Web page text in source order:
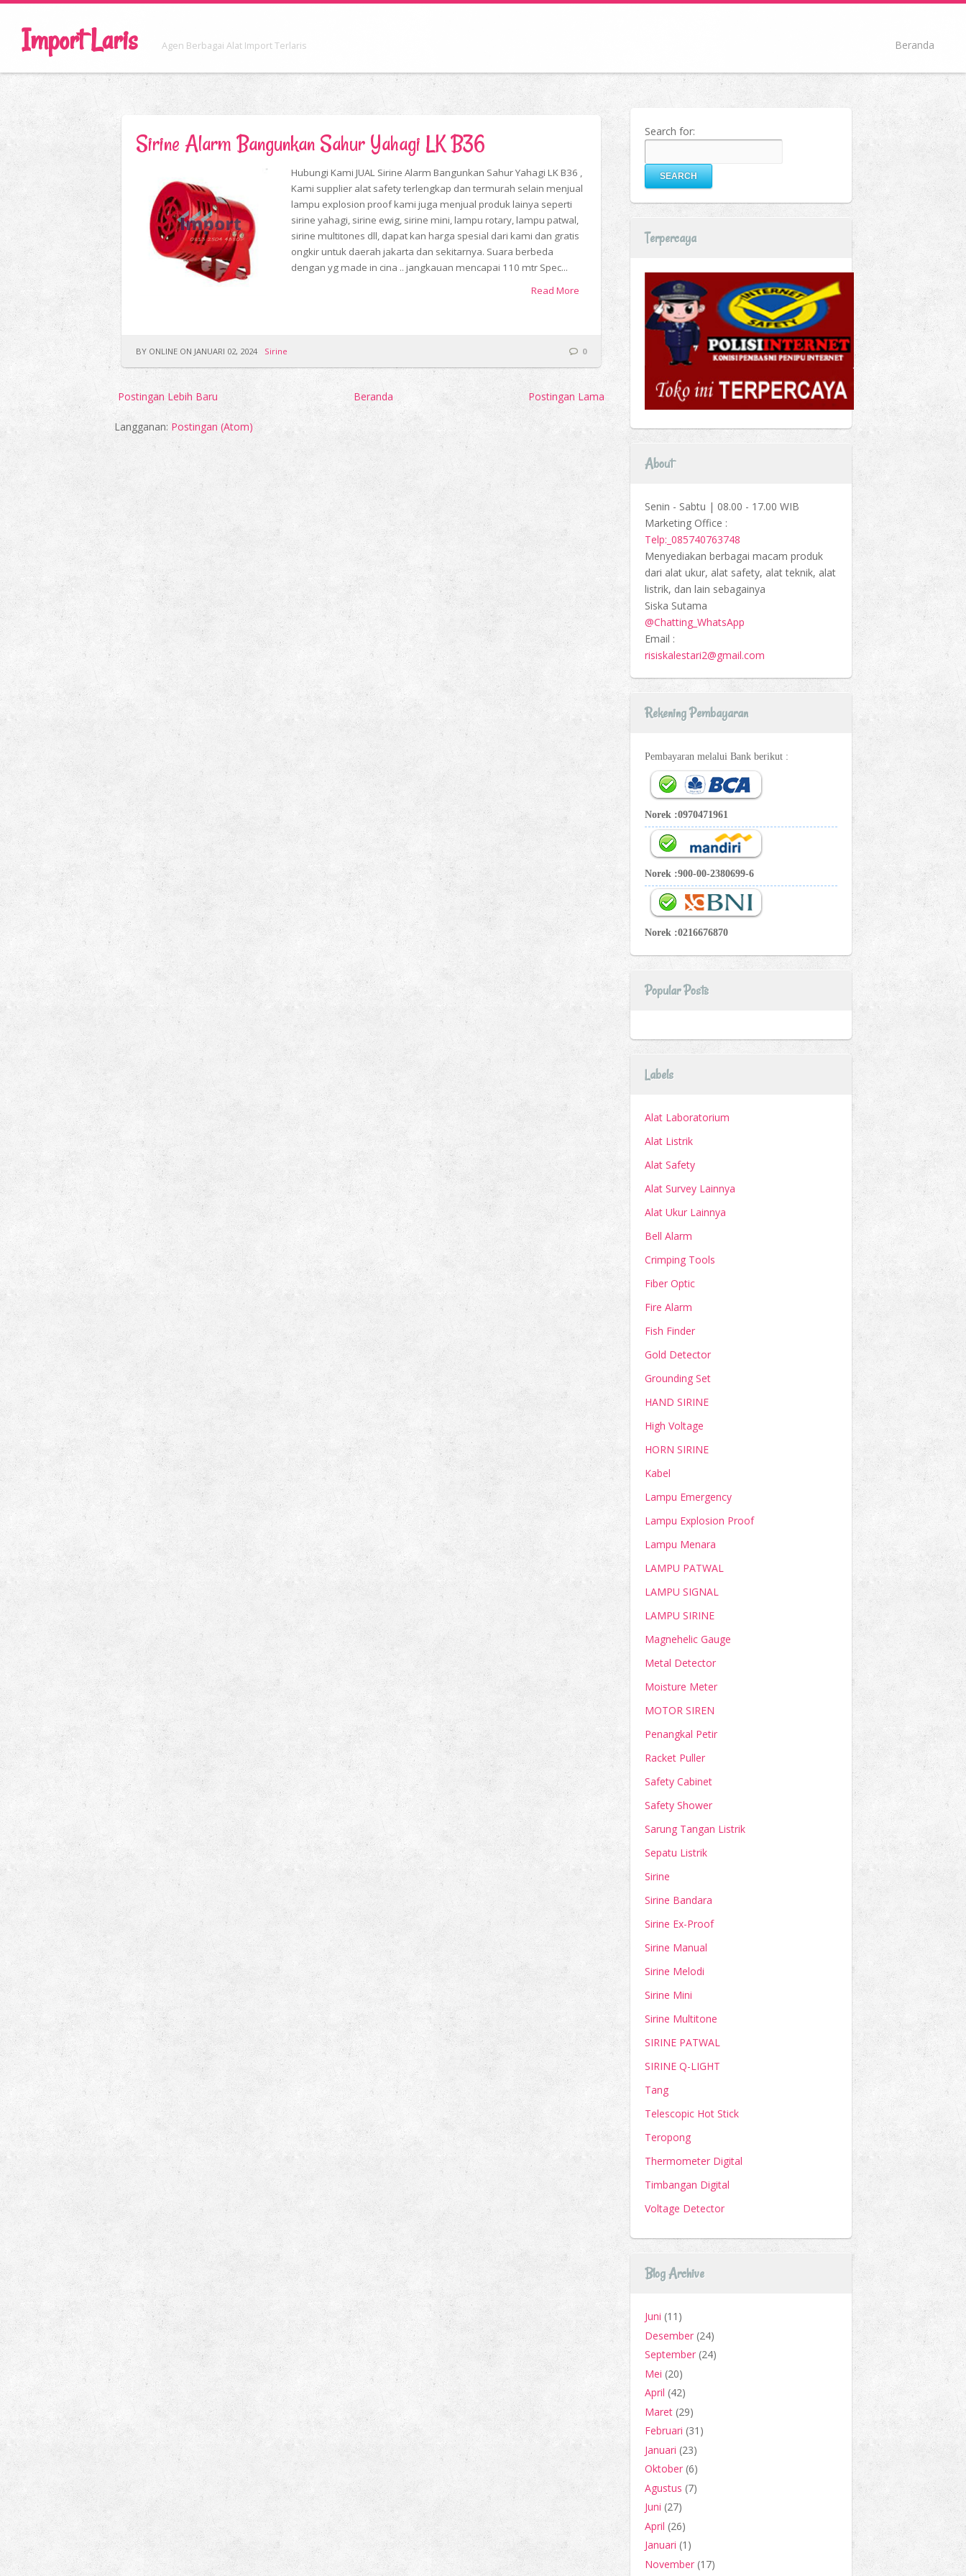
Import Laris Agen Berbagai Alat Import Terlaris Beranda
Sirine Alarm Bangunkan Sahur Yahagi LK B36
Hubungi Kami JUAL Sirine Alarm Bangunkan Sahur Yahagi LK B36 ,
Kami supplier alat safety terlengkap dan termurah selain menjual
lampu explosion proof kami juga menjual produk lainya seperti
sirine yahagi, sirine ewig, sirine mini, lampu rotary, lampu patwal,
sirine multitones dll, dapat kan harga spesial dari kami dan gratis
ongkir untuk daerah jakarta dan sekitarnya. Suara berbeda
dengan yg made in cina .. jangkauan mencapai 110 mtr Spec...
Read More
BY ONLINE ON JANUARI 02, 2024 Sirine 0
Postingan Lebih Baru Postingan Lama
Beranda
Langganan: Postingan (Atom)
Search for:
Terpercaya
About
Senin - Sabtu | 08.00 - 17.00 WIB
Marketing Office :
Telp:_085740763748
Menyediakan berbagai macam produk
dari alat ukur, alat safety, alat teknik, alat
listrik, dan lain sebagainya
Siska Sutama
@Chatting_WhatsApp
Email :
risiskalestari2@gmail.com
Rekening Pembayaran
Pembayaran melalui Bank berikut :
Norek :0970471961
Norek :900-00-2380699-6
Norek :0216676870
Popular Posts
Labels
Alat Laboratorium
Alat Listrik
Alat Safety
Alat Survey Lainnya
Alat Ukur Lainnya
Bell Alarm
Crimping Tools
Fiber Optic
Fire Alarm
Fish Finder
Gold Detector
Grounding Set
HAND SIRINE
High Voltage
HORN SIRINE
Kabel
Lampu Emergency
Lampu Explosion Proof
Lampu Menara
LAMPU PATWAL
LAMPU SIGNAL
LAMPU SIRINE
Magnehelic Gauge
Metal Detector
Moisture Meter
MOTOR SIREN
Penangkal Petir
Racket Puller
Safety Cabinet
Safety Shower
Sarung Tangan Listrik
Sepatu Listrik
Sirine
Sirine Bandara
Sirine Ex-Proof
Sirine Manual
Sirine Melodi
Sirine Mini
Sirine Multitone
SIRINE PATWAL
SIRINE Q-LIGHT
Tang
Telescopic Hot Stick
Teropong
Thermometer Digital
Timbangan Digital
Voltage Detector
Blog Archive
Juni (11)
Desember (24)
September (24)
Mei (20)
April (42)
Maret (29)
Februari (31)
Januari (23)
Oktober (6)
Agustus (7)
Juni (27)
April (26)
Januari (1)
November (17)